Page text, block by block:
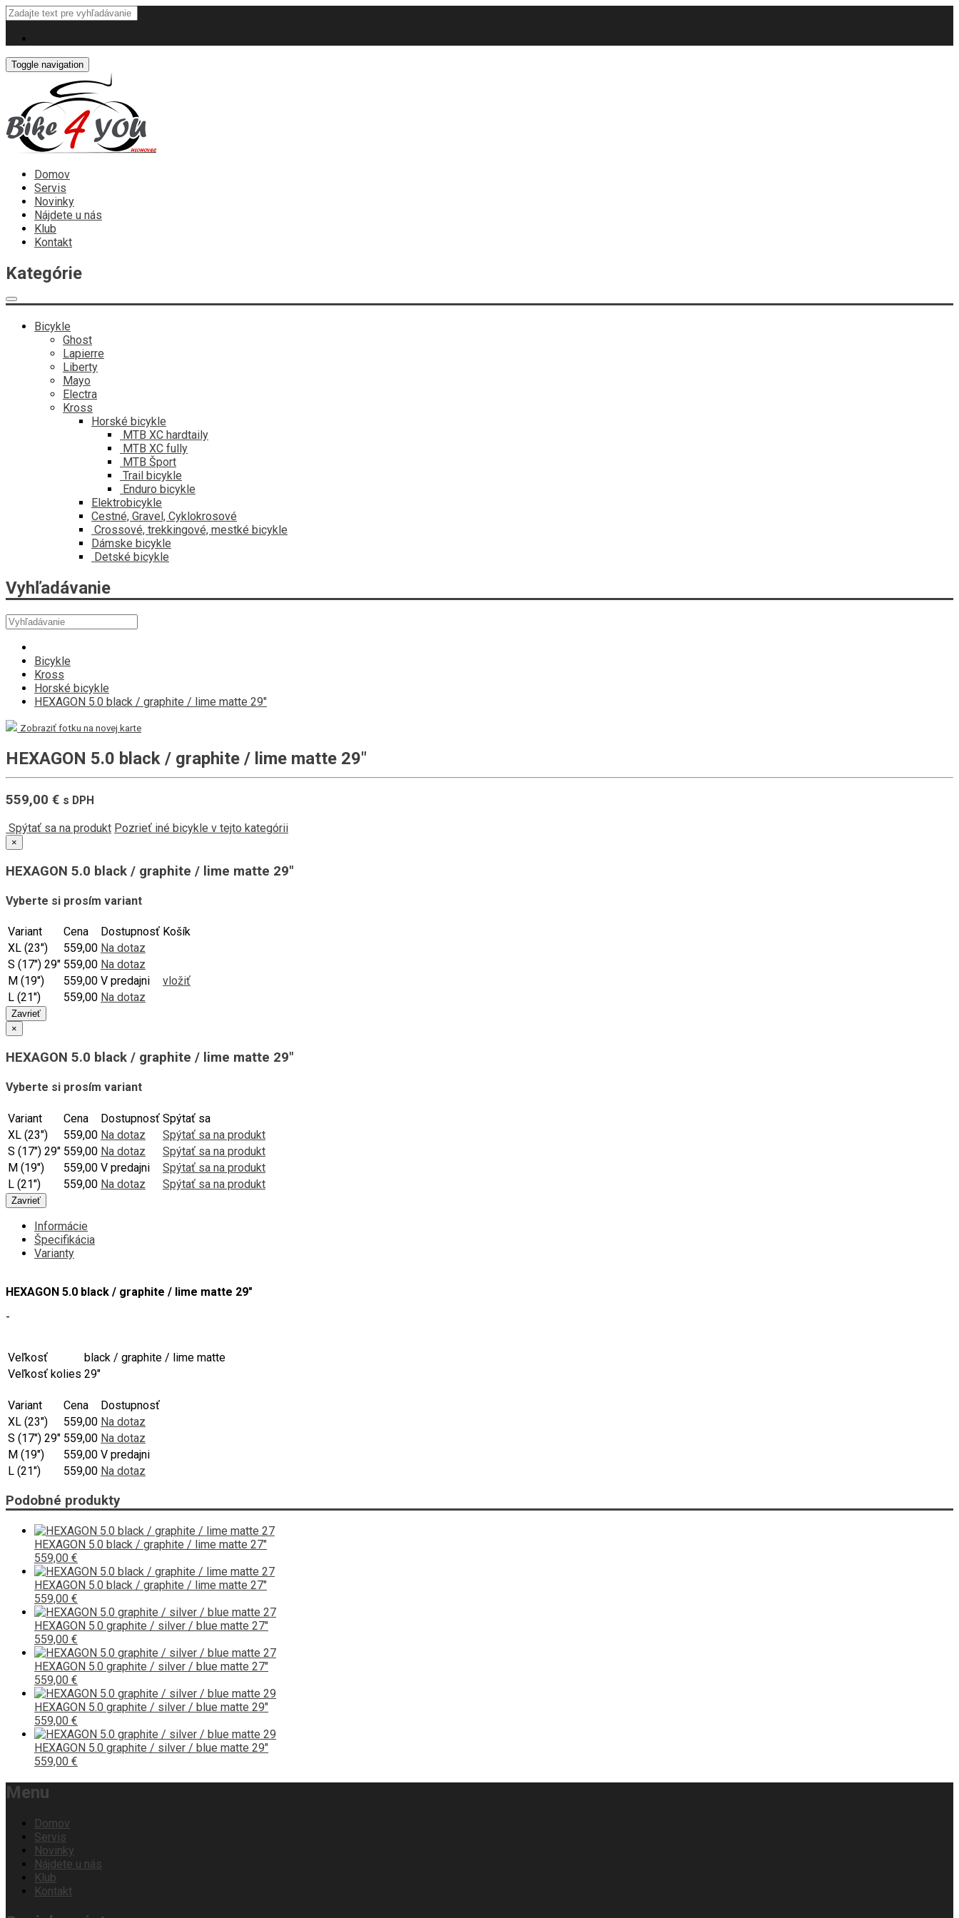
Toggle navigation
Domov
Servis
Novinky
Nájdete u nás
Klub
Kontakt
Kategórie
Bicykle
Ghost
Lapierre
Liberty
Mayo
Electra
Kross
Horské bicykle
MTB XC hardtaily
MTB XC fully
MTB Šport
Trail bicykle
Enduro bicykle
Elektrobicykle
Cestné, Gravel, Cyklokrosové
Crossové, trekkingové, mestké bicykle
Dámske bicykle
Detské bicykle
Vyhľadávanie
Bicykle
Kross
Horské bicykle
HEXAGON 5.0 black / graphite / lime matte 29"
Zobraziť fotku na novej karte
HEXAGON 5.0 black / graphite / lime matte 29"
559,00 € s DPH
Spýtať sa na produkt Pozrieť iné bicykle v tejto kategórii
×
HEXAGON 5.0 black / graphite / lime matte 29"
Vyberte si prosím variant
Variant Cena Dostupnosť Košík
XL (23")
559,00 Na dotaz
S (17") 29" 559,00 Na dotaz
M (19")
559,00 V predajni
vložiť
L (21")
559,00 Na dotaz
Zavrieť
×
HEXAGON 5.0 black / graphite / lime matte 29"
Vyberte si prosím variant
Variant Cena Dostupnosť Spýtať sa
XL (23")
559,00 Na dotaz
Spýtať sa na produkt
S (17") 29" 559,00 Na dotaz
Spýtať sa na produkt
M (19")
559,00 V predajni
Spýtať sa na produkt
L (21")
559,00 Na dotaz Spýtať sa na produkt
Zavrieť
Informácie
Špecifikácia
Varianty
HEXAGON 5.0 black / graphite / lime matte 29"
-
Veľkosť
black / graphite / lime matte
Veľkosť kolies 29"
Variant Cena
Dostupnosť
XL (23")
559,00 Na dotaz
S (17") 29" 559,00 Na dotaz
M (19")
559,00 V predajni
L (21")
559,00 Na dotaz
Podobné produkty
HEXAGON 5.0 black / graphite / lime matte 27"
559,00 €
HEXAGON 5.0 black / graphite / lime matte 27"
559,00 €
HEXAGON 5.0 graphite / silver / blue matte 27"
559,00 €
HEXAGON 5.0 graphite / silver / blue matte 27"
559,00 €
HEXAGON 5.0 graphite / silver / blue matte 29"
559,00 €
HEXAGON 5.0 graphite / silver / blue matte 29"
559,00 €
Menu
Domov
Servis
Novinky
Nájdete u nás
Klub
Kontakt